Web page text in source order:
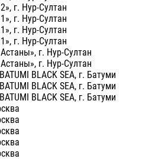
г. Нур-Султан
г. Нур-Султан
г. Нур-Султан
г. Нур-Султан
г. Нур-Султан
г. Нур-Султан
BLACK SEA, г. Батуми
BLACK SEA, г. Батуми
BLACK SEA, г. Батуми